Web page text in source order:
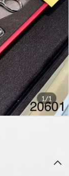
1/1